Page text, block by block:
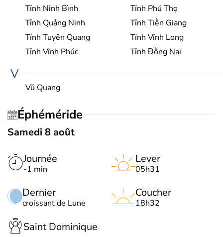
Tỉnh Ninh Bình
Tỉnh Phú Thọ
Tỉnh Quảng Ninh
Tỉnh Tiền Giang
Tỉnh Tuyên Quang
Tỉnh Vĩnh Long
Tỉnh Vĩnh Phúc
Tỉnh Đồng Nai
V
Vũ Quang
Éphéméride
Samedi 8 août
Journée
-1 min
Dernier
croissant de Lune
Lever
05h31
Coucher
18h32
Saint Dominique